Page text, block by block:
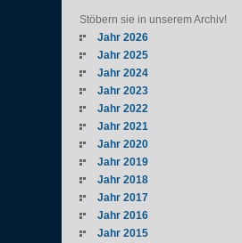
Stöbern sie in unserem Archiv!
Jahr 2026
Jahr 2025
Jahr 2024
Jahr 2023
Jahr 2022
Jahr 2021
Jahr 2020
Jahr 2019
Jahr 2018
Jahr 2017
Jahr 2016
Jahr 2015